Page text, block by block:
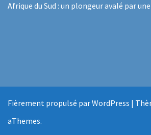
Afrique du Sud : un plongeur avalé par
Fièrement propulsé par WordPress |
aThemes.